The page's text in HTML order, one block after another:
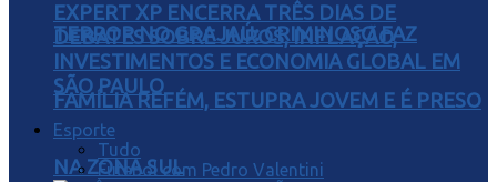
TERROR NO GRAJAÚ: CRIMINOSO FAZ
FAMÍLIA REFÉM, ESTUPRA JOVEM E É PRESO
NA ZONA SUL
EXPERT XP ENCERRA TRÊS DIAS DE
DEBATES SOBRE JUROS, INFLAÇÃO,
INVESTIMENTOS E ECONOMIA GLOBAL EM
SÃO PAULO
Esporte
Tudo
Futebol com Pedro Valentini